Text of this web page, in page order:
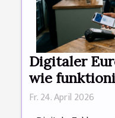
Digitaler
wie
Fr. 24. April 2026